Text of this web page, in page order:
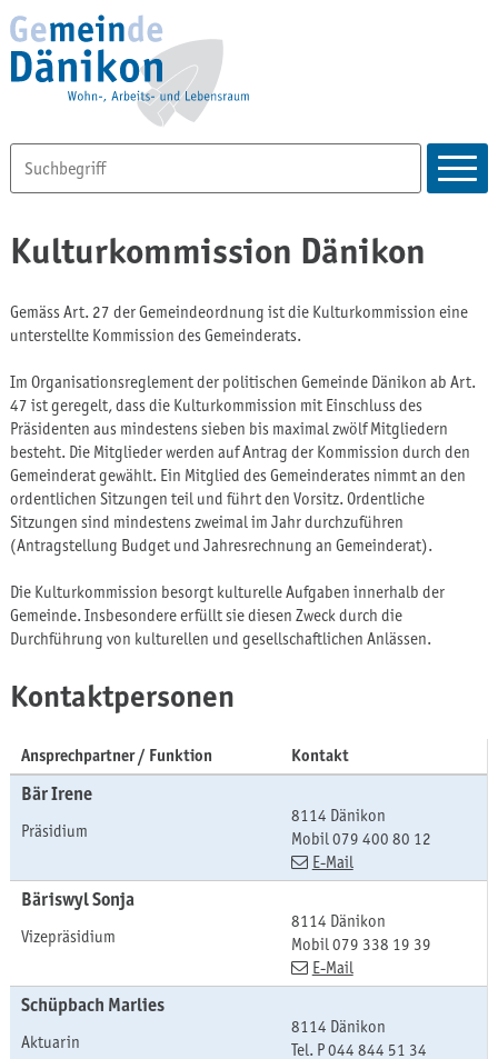
Kulturkommission Dänikon
Gemäss Art. 27 der Gemeindeordnung ist die Kulturkommission eine
unterstellte Kommission des Gemeinderats.
Im Organisationsreglement der politischen Gemeinde Dänikon ab Art.
47 ist geregelt, dass die Kulturkommission mit Einschluss des
Präsidenten aus mindestens sieben bis maximal zwölf Mitgliedern
besteht. Die Mitglieder werden auf Antrag der Kommission durch den
Gemeinderat gewählt. Ein Mitglied des Gemeinderates nimmt an den
ordentlichen Sitzungen teil und führt den Vorsitz. Ordentliche
Sitzungen sind mindestens zweimal im Jahr durchzuführen
(Antragstellung Budget und Jahresrechnung an Gemeinderat).
Die Kulturkommission besorgt kulturelle Aufgaben innerhalb der
Gemeinde. Insbesondere erfüllt sie diesen Zweck durch die
Durchführung von kulturellen und gesellschaftlichen Anlässen.
Kontaktpersonen
Ansprechpartner / Funktion Kontakt
BärIrene
Präsidium
8114 Dänikon
Mobil079 400 80 12
E-Mail
BäriswylSonja
Vizepräsidium
8114 Dänikon
Mobil079 338 19 39
E-Mail
Schüpbach Marlies
Aktuarin
8114 Dänikon
Tel. P044 844 51 34